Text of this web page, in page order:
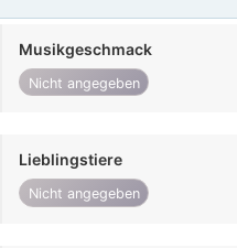
Musikgeschmack
Nicht angegeben
Lieblingstiere
Nicht angegeben